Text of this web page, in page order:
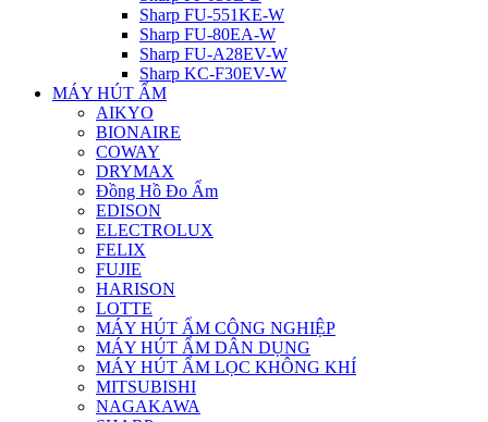
Sharp FU-551KE-W
Sharp FU-80EA-W
Sharp FU-A28EV-W
Sharp KC-F30EV-W
MÁY HÚT ẨM
AIKYO
BIONAIRE
COWAY
DRYMAX
Đồng Hồ Đo Ẩm
EDISON
ELECTROLUX
FELIX
FUJIE
HARISON
LOTTE
MÁY HÚT ẨM CÔNG NGHIỆP
MÁY HÚT ẨM DÂN DỤNG
MÁY HÚT ẨM LỌC KHÔNG KHÍ
MITSUBISHI
NAGAKAWA